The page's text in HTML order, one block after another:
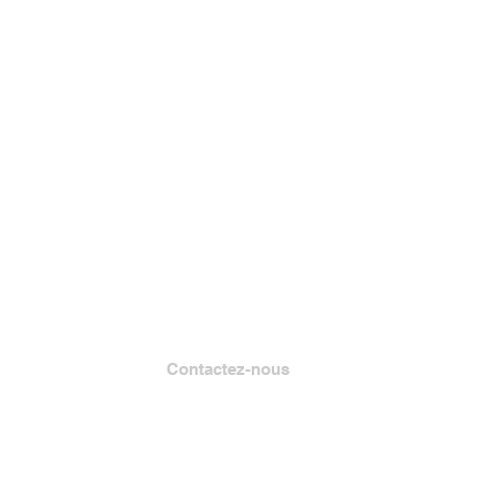
Contactez-nous